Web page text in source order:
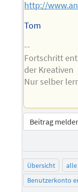
http://
Tom
--
Fortschritt
der Kreativen
Nur selber
Beitrag
Übersicht alle
Benutzerkonto